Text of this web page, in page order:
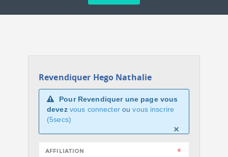
Revendiquer Hego Nathalie
Pour Revendiquer une page vous
devez vous connecterouvous inscrire
(5secs)
AFFILIATION